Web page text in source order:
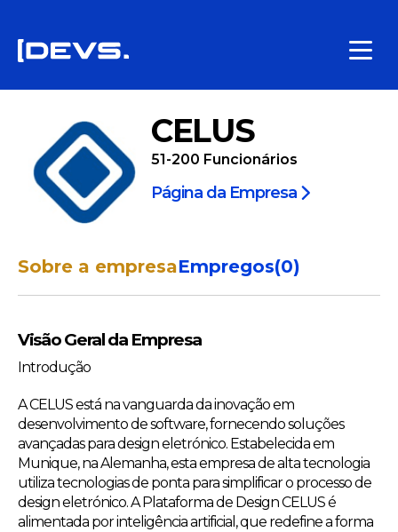
CELUS
51-200 Funcionários
Página da Empresa
Sobre a empresaEmpregos(0)
Visão Geral da Empresa
Introdução
A CELUS está na vanguarda da inovação em
desenvolvimento de software, fornecendo soluções
avançadas para design eletrónico. Estabelecida em
Munique, na Alemanha, esta empresa de alta tecnologia
utiliza tecnologias de ponta para simplificar o processo de
design eletrónico. A Plataforma de Design CELUS é
alimentada por inteligência artificial, que redefine a forma